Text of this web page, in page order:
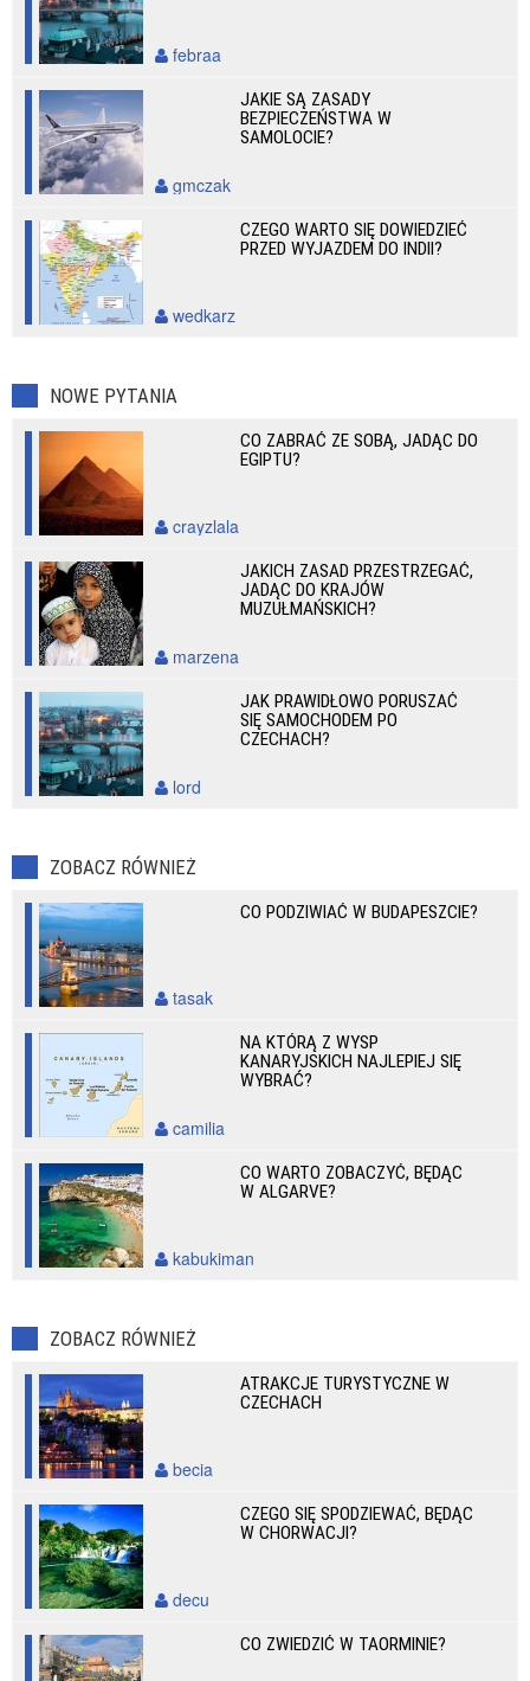
febraa
JAKIE SĄ ZASADY
BEZPIECZEŃSTWA W
SAMOLOCIE?
gmczak
CZEGO WARTO SIĘ DOWIEDZIEĆ
PRZED WYJAZDEM DO INDII?
wedkarz
NOWE PYTANIA
CO ZABRAĆ ZE SOBĄ, JADĄC DO
EGIPTU?
crayzlala
JAKICH ZASAD PRZESTRZEGAĆ,
JADĄC DO KRAJÓW
MUZUŁMAŃSKICH?
marzena
JAK PRAWIDŁOWO PORUSZAĆ
SIĘ SAMOCHODEM PO
CZECHACH?
lord
ZOBACZ RÓWNIEŻ
CO PODZIWIAĆ W BUDAPESZCIE?
tasak
NA KTÓRĄ Z WYSP
KANARYJSKICH NAJLEPIEJ SIĘ
WYBRAĆ?
camilia
CO WARTO ZOBACZYĆ, BĘDĄC
W ALGARVE?
kabukiman
ZOBACZ RÓWNIEŻ
ATRAKCJE TURYSTYCZNE W
CZECHACH
becia
CZEGO SIĘ SPODZIEWAĆ, BĘDĄC
W CHORWACJI?
decu
CO ZWIEDZIĆ W TAORMINIE?